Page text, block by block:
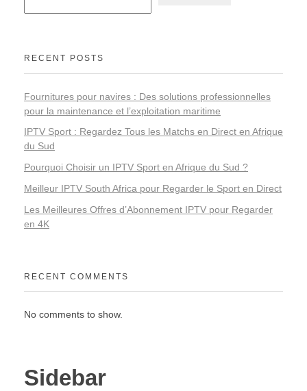
RECENT POSTS
Fournitures pour navires : Des solutions professionnelles
pour la maintenance et l’exploitation maritime
IPTV Sport : Regardez Tous les Matchs en Direct en Afrique
du Sud
Pourquoi Choisir un IPTV Sport en Afrique du Sud ?
Meilleur IPTV South Africa pour Regarder le Sport en Direct
Les Meilleures Offres d’Abonnement IPTV pour Regarder
en 4K
RECENT COMMENTS
No comments to show.
Sidebar